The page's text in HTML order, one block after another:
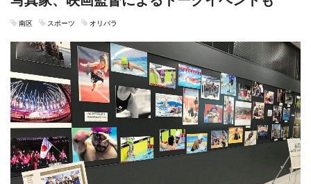
南区 スポーツ オリパラ